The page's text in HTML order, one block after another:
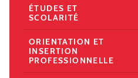
ÉTUDES ET
SCOLARITÉ
ORIENTATION ET
INSERTION
PROFESSIONNELLE